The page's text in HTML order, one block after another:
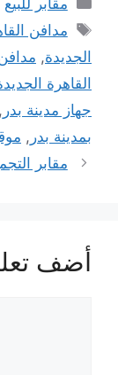
الوسوم
مدافن
الجديدة,
القاهرة
جهاز مدينة بدر ,
بمدينة بدر ,
مقابر
أضف